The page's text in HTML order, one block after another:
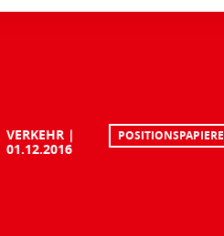
VERKEHR
01.12.2016
POSITIONSPAPIERE